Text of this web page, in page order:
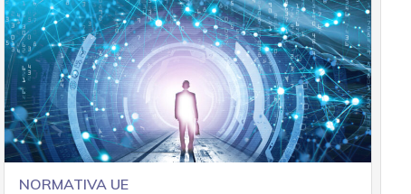
NORMATIVA UE